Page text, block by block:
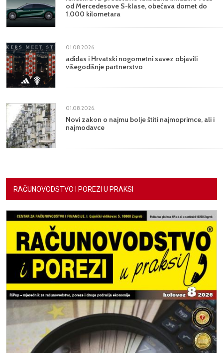
od Mercedesove S-klase, obećava domet do
1.000 kilometara
01.08.2026.
adidas i Hrvatski nogometni savez objavili
višegodišnje partnerstvo
01.08.2026.
Novi zakon o najmu bolje štiti najmoprimce, ali i
najmodavce
RAČUNOVODSTVO I POREZI U PRAKSI